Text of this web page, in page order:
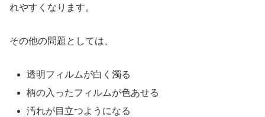
れやすくなります。
その他の問題としては、
透明フィルムが白く濁る
柄の入ったフィルムが色あせる
汚れが目立つようになる